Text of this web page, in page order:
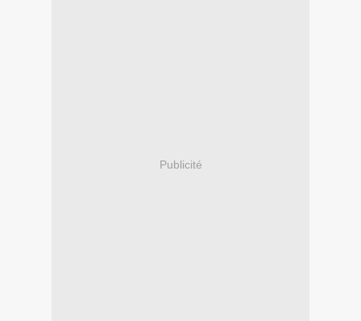
Publicité